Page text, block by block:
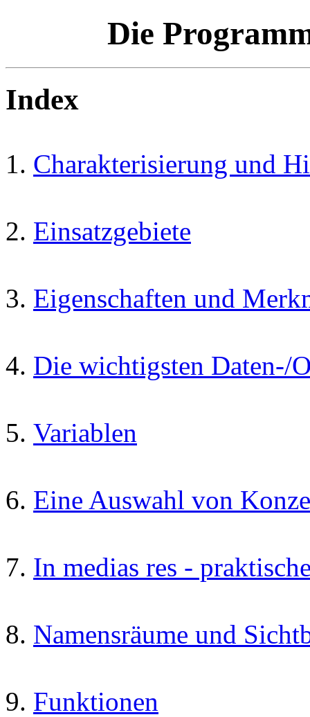
Die
Index
Charakterisierung und
Einsatzgebiete
Eigenschaften und
Die wichtigsten Daten-/
Variablen
Eine Auswahl von
In medias res -
Namensräume und
Funktionen